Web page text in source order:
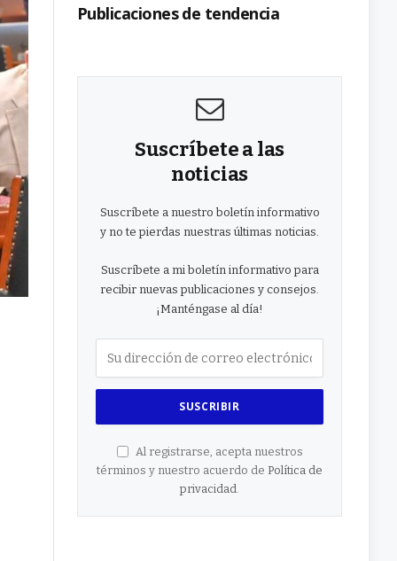
Publicaciones de tendencia
Suscríbete a las
noticias
Suscríbete a nuestro boletín informativo
y no te pierdas nuestras últimas noticias.
Suscríbete a mi boletín informativo para
recibir nuevas publicaciones y consejos.
¡Manténgase al día!
Al registrarse, acepta nuestros
términos y nuestro acuerdo de Política de
privacidad.